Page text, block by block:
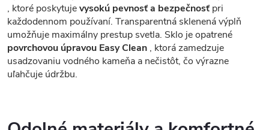
, ktoré poskytujevysokú pevnosť a bezpečnosť pri
každodennom používaní. Transparentná sklenená výplň
umožňuje maximálny prestup svetla. Sklo je opatrené
povrchovou úpravou Easy Clean , ktorá zamedzuje
usadzovaniu vodného kameňa a nečistôt, čo výrazne
uľahčuje údržbu.